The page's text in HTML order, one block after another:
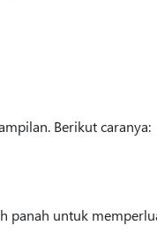
Berikut caranya:
panah untuk